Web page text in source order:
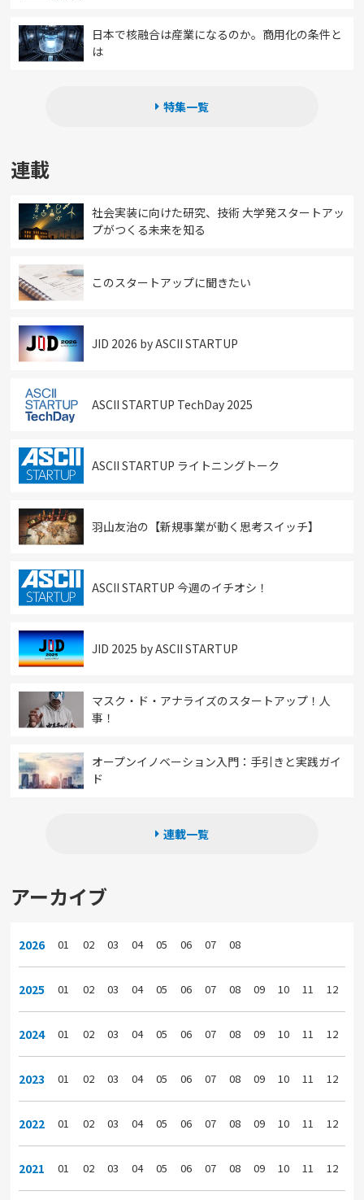
日本で核融合は産業になるのか。商用化の条件と
は
特集一覧
連載
社会実装に向けた研究、技術 大学発スタートアッ
プがつくる未来を知る
このスタートアップに聞きたい
JID 2026 by ASCII STARTUP
ASCII STARTUP TechDay 2025
ASCII STARTUP ライトニングトーク
羽山友治の【新規事業が動く思考スイッチ】
ASCII STARTUP 今週のイチオシ！
JID 2025 by ASCII STARTUP
マスク・ド・アナライズのスタートアップ！人
事！
オープンイノベーション入門：手引きと実践ガイ
ド
連載一覧
アーカイブ
2026 01 02 03 04 05 06 07 08
2025 01 02 03 04 05 06 07 08 09 10 11 12
2024 01 02 03 04 05 06 07 08 09 10 11 12
2023 01 02 03 04 05 06 07 08 09 10 11 12
2022 01 02 03 04 05 06 07 08 09 10 11 12
2021 01 02 03 04 05 06 07 08 09 10 11 12